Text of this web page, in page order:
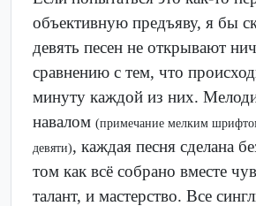
объективную предъяву, я бы
девять песен не открывают
сравнению с тем, что
минуту каждой из них.
навалом (примечание мелким
девяти), каждая песня сделана
том как всё собрано вместе
талант, и мастерство. Все